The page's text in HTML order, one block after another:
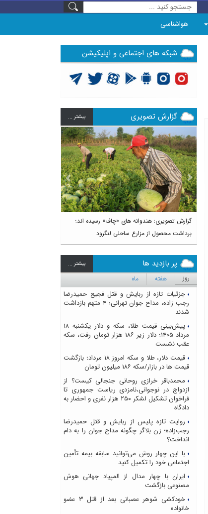
هواشناسی
شبکه های اجتماعی و اپلیکیشن
گزارش تصویری بيشتر ...
گزارش تصویری؛ هندوانه های «چاف» رسیده اند؛
برداشت محصول از مزارع ساحلی لنگرود
Previous Next
پر بازدید ها بيشتر ...
روز هفته ماه
جزئیات تازه از ربایش و قتل فجیع حمیدرضا
رجب زاده، مداح جوان تهرانی؛ ۴ متهم بازداشت
شدند
پیش‌بینی قیمت طلا، سکه و دلار یکشنبه ۱۸
مرداد ۱۴۰۵؛ دلار زیر ۱۸۶ هزار تومان رفت، سکه
عقب نشست
قیمت دلار، طلا و سکه امروز ۱۸ مرداد؛ بازگشت
قیمت ها در بازار/سکه ۱۸۶ میلیون تومان
محمدباقر خرازی روحانی جنجالی کیست؟ از
ازدواج در نوجوانی،نامزدی ریاست جمهوری تا
فراخوان تشکیل لشکر ۲۵۰ هزار نفری و احضار به
دادگاه
روایت تازه پلیس از ربایش و قتل حمیدرضا
رجب‌زاده؛ زن بلاگر چگونه مداح جوان را به دام
انداخت؟
با این چهار روش می‌توانید سابقه بیمه تأمین
اجتماعی خود را تکمیل کنید
ایران با چهار مدال از المپیاد جهانی هوش
مصنوعی بازگشت
خودکشی شوهر عصبانی بعد از قتل ۳ عضو
خانواده